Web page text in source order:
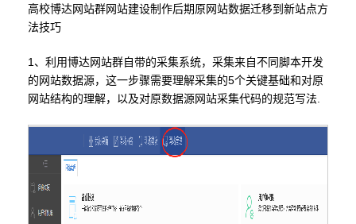
高校博达网站群网站建设制作后期原网站数据迁移到新站点方
法技巧
1、利用博达网站群自带的采集系统，采集来自不同脚本开发
的网站数据源，这一步骤需要理解采集的5个关键基础和对原
网站结构的理解，以及对原数据源网站采集代码的规范写法.